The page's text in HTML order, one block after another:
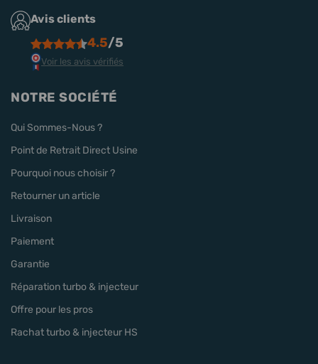
Avis clients
4.5/5
Voir les avis vérifiés
NOTRE SOCIÉTÉ
Qui Sommes-Nous ?
Point de Retrait Direct Usine
Pourquoi nous choisir ?
Retourner un article
Livraison
Paiement
Garantie
Réparation turbo & injecteur
Offre pour les pros
Rachat turbo & injecteur HS